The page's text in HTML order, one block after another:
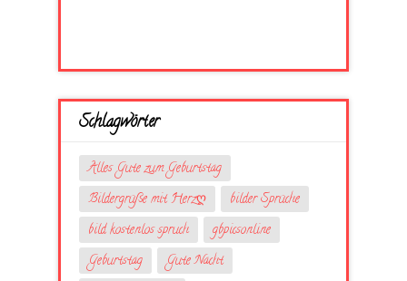
Schlagwörter
Alles Gute zum Geburtstag
Bildergrüße mit Herzღ
bilder Sprüche
bild kostenlos spruch
gbpicsonline
Geburtstag
Gute Nacht